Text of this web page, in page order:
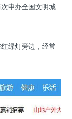
申办全国文明城
绿灯旁边，经常